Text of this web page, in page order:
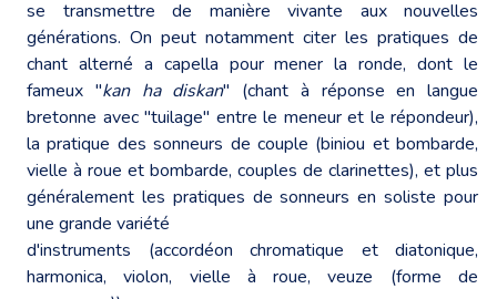
se transmettre de manière vivante aux nouvelles
générations. On peut notamment citer les pratiques de
chant alterné a capella pour mener la ronde, dont le
fameux "kan ha diskan" (chant à réponse en langue
bretonne avec "tuilage" entre le meneur et le répondeur),
la pratique des sonneurs de couple (biniou et bombarde,
vielle à roue et bombarde, couples de clarinettes), et plus
généralement les pratiques de sonneurs en soliste pour
une grande variété
d'instruments (accordéon chromatique et diatonique,
harmonica, violon, vielle à roue, veuze (forme de